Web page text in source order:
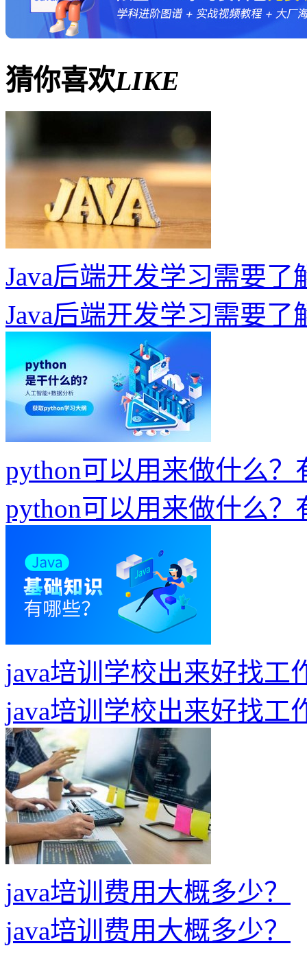
猜你喜欢LIKE
Java后端开发学习需要了
Java后端开发学习需要了
python可以用来做什么？
python可以用来做什么？
java培训学校出来好找工
java培训学校出来好找工
java培训费用大概多少？
java培训费用大概多少？